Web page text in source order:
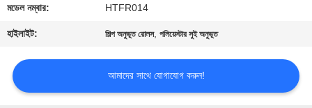
খবর
উদ্ধৃতির
জন্য
মডেল নম্বার: HTFR014
হাইলাইট: শিল্প অনুভূত রোলস,পলিয়েস্টার সুই অনুভূত
আমাদের সাথে যোগাযোগ করুন!